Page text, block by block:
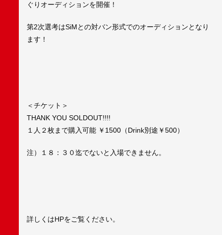
ぐりオーディションを開催！
第2次選考はSiMとの対バン形式でのオーディションとなり
ます！
＜チケット＞
THANK YOU SOLDOUT!!!!
１人２枚まで購入可能 ￥1500（Drink別途￥500）
注）１８：３０迄でないと入場できません。
詳しくはHPをご覧ください。